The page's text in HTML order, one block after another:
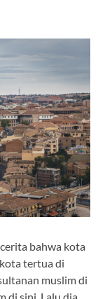
bahwa kota
tertua di
muslim di